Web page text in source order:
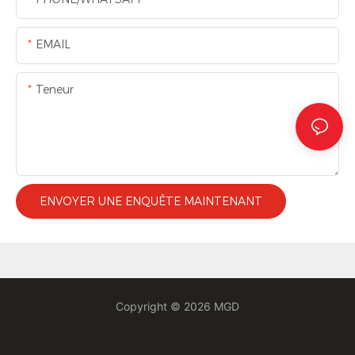
EMAIL
Teneur
ENVOYER UNE ENQUÊTE MAINTENANT
Copyright © 2026 MGD